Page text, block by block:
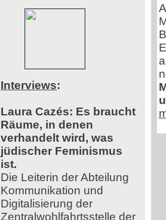
Interviews:
Laura Cazés: Es braucht
Räume, in denen
verhandelt wird, was
jüdischer Feminismus
ist.
Die Leiterin der Abteilung
Kommunikation und
Digitalisierung der
Zentralwohlfahrtsstelle der